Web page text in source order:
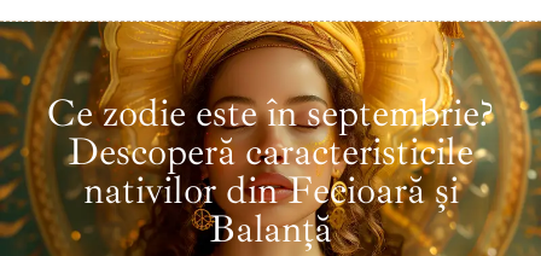
Ce zodie este în septembrie?
Descoperă caracteristicile
nativilor din Fecioară și
Balanță